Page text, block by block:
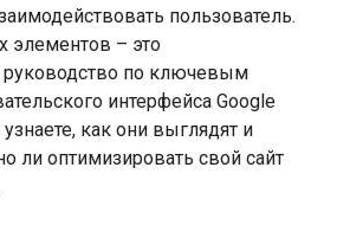
пользователь.
элементов – это
по ключевым
интерфейса Google
как они выглядят и
ли оптимизировать свой сайт